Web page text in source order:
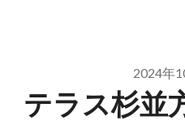
2024年
テラス杉並